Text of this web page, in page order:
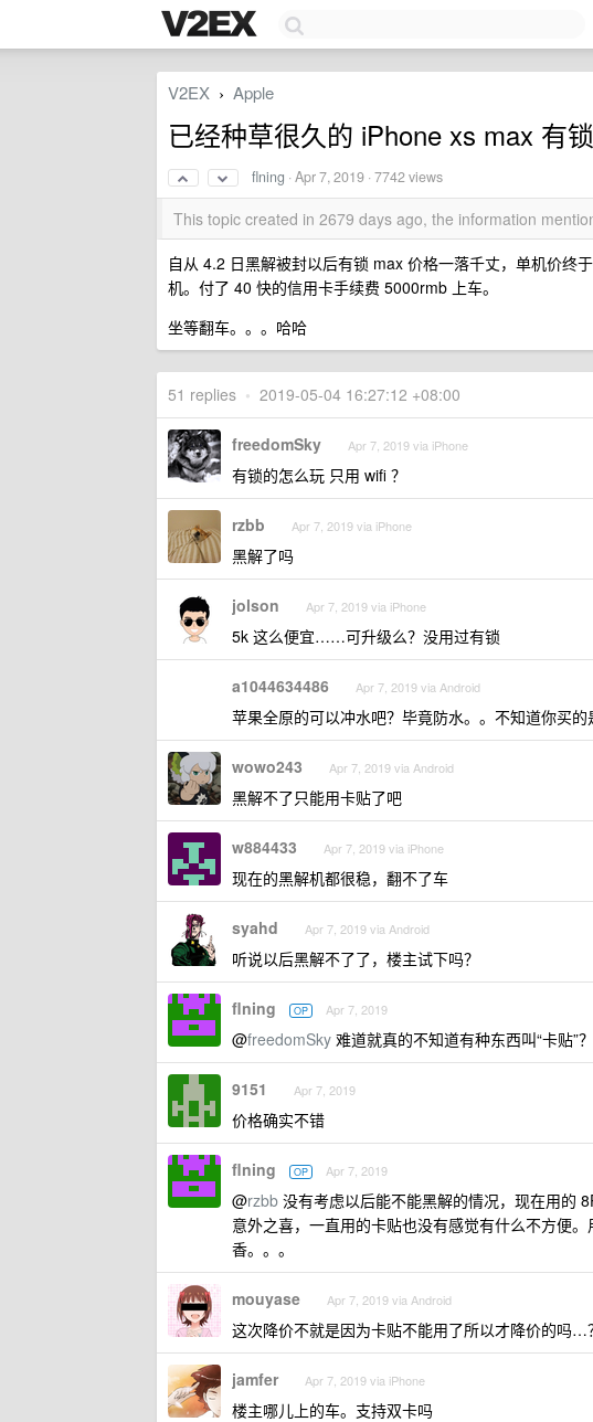
V2EX › Apple
已经种草很久的 iPhone xs max 有
flning ·Apr 7, 2019 · 7742 views
This topic created in 2679 days ago, the information
自从 4.2 日黑解被封以后有锁 max 价格一落千丈，单机价终
机。付了 40 快的信用卡手续费 5000rmb 上车。
坐等翻车。。。哈哈
51 replies • 2019-05-04 16:27:12 +08:00
freedomSky Apr 7, 2019 via iPhone
有锁的怎么玩 只用 wifi ？
rzbb Apr 7, 2019 via iPhone
黑解了吗
jolson Apr 7, 2019 via iPhone
5k 这么便宜……可升级么？没用过有锁
a1044634486 Apr 7, 2019 via Android
苹果全原的可以冲水吧？毕竟防水。。不知道你买的
wowo243 Apr 7, 2019 via Android
黑解不了只能用卡贴了吧
w884433 Apr 7, 2019 via iPhone
现在的黑解机都很稳，翻不了车
syahd Apr 7, 2019 via Android
听说以后黑解不了了，楼主试下吗？
flning OP Apr 7, 2019
@freedomSky 难道就真的不知道有种东西叫“卡贴”？
9151 Apr 7, 2019
价格确实不错
flning OP Apr 7, 2019
@rzbb 没有考虑以后能不能黑解的情况，现在用的
意外之喜，一直用的卡贴也没有感觉有什么不方便
香。。。
mouyase Apr 7, 2019 via Android
这次降价不就是因为卡贴不能用了所以才降价的吗…
jamfer Apr 7, 2019 via iPhone
楼主哪儿上的车。支持双卡吗